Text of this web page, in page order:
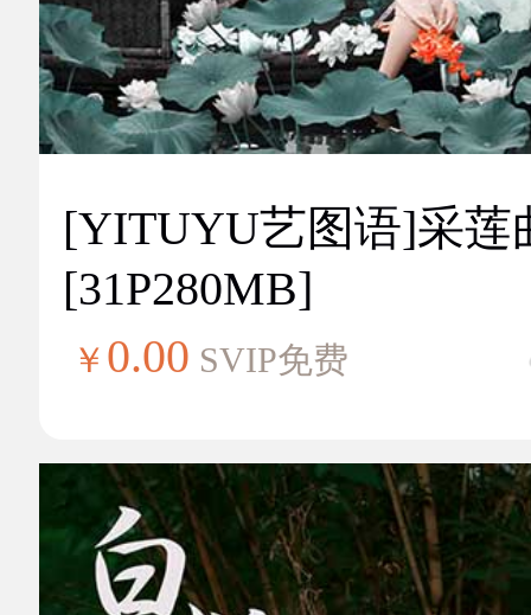
[YITUYU艺图语]采莲
[31P280MB]
￥ 0.00 SVIP免费